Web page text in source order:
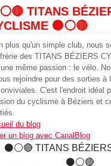
TITANS
⚫️⚪️🔴
plus qu'un simple club, nous
des TITANS BÉZIERS
même passion : le vélo.
rejoindre pour des sorties à
C'est l'endroit idéal
du cyclisme à Béziers et
du blog
un blog avec CanalBlog